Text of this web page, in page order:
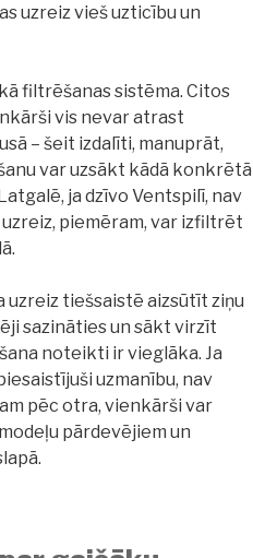
uzreiz vieš uzticību un
filtrēšanas sistēma. Citos
vis nevar atrast
– šeit izdalīti, manuprāt,
var uzsākt kādā konkrētā
ja dzīvo Ventspilī, nav
uzreiz, piemēram, var izfiltrēt
uzreiz tiešsaistē aizsūtīt ziņu
sazināties un sākt virzīt
noteikti ir vieglāka. Ja
uzmanību, nav
pēc otra, vienkārši var
pārdevējiem un